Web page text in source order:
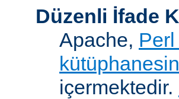
Düzenli İfade
Apache,
içermektedir.